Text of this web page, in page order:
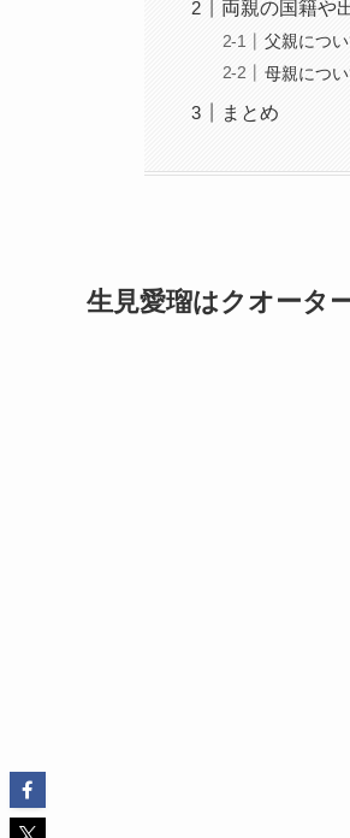
両親の国籍や
父親につ
母親につ
まとめ
生見愛瑠はクオータ